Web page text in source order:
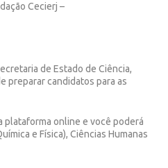
Cecierj –
de Estado de Ciência,
preparar candidatos para as
plataforma online e você poderá
e Física), Ciências Humanas